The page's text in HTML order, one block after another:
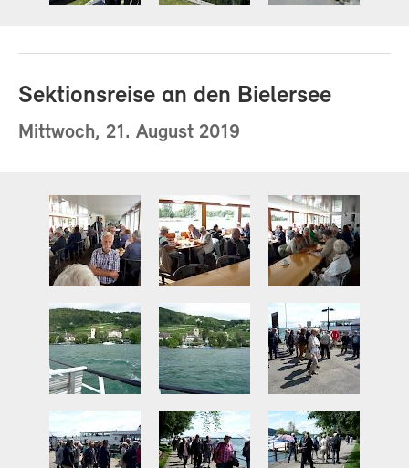
Sektionsreise an den Bielersee
Mittwoch, 21. August 2019